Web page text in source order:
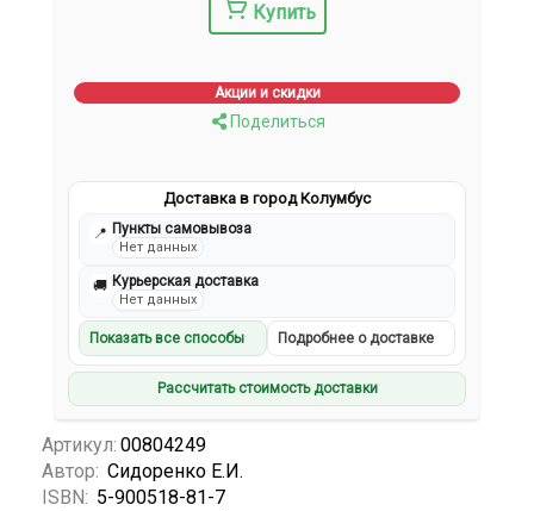
Купить
Акции и скидки
Поделиться
Доставка в город Колумбус
📍 Пункты самовывоза
Нет данных
🚚 Курьерская доставка
Нет данных
Показать все способы Подробнее о доставке
Рассчитать стоимость доставки
Артикул: 00804249
Автор: Сидоренко Е.И.
ISBN: 5-900518-81-7